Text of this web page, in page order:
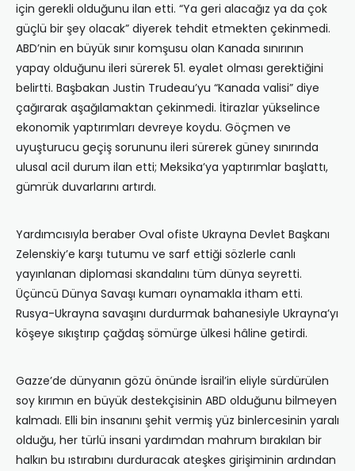
için gerekli olduğunu ilan etti. “Ya geri alacağız ya da çok
güçlü bir şey olacak” diyerek tehdit etmekten çekinmedi.
ABD’nin en büyük sınır komşusu olan Kanada sınırının
yapay olduğunu ileri sürerek 51. eyalet olması gerektiğini
belirtti. Başbakan Justin Trudeau’yu “Kanada valisi” diye
çağırarak aşağılamaktan çekinmedi. İtirazlar yükselince
ekonomik yaptırımları devreye koydu. Göçmen ve
uyuşturucu geçiş sorununu ileri sürerek güney sınırında
ulusal acil durum ilan etti; Meksika’ya yaptırımlar başlattı,
gümrük duvarlarını artırdı.
Yardımcısıyla beraber Oval ofiste Ukrayna Devlet Başkanı
Zelenskiy’e karşı tutumu ve sarf ettiği sözlerle canlı
yayınlanan diplomasi skandalını tüm dünya seyretti.
Üçüncü Dünya Savaşı kumarı oynamakla itham etti.
Rusya-Ukrayna savaşını durdurmak bahanesiyle Ukrayna’yı
köşeye sıkıştırıp çağdaş sömürge ülkesi hâline getirdi.
Gazze’de dünyanın gözü önünde İsrail’in eliyle sürdürülen
soy kırımın en büyük destekçisinin ABD olduğunu bilmeyen
kalmadı. Elli bin insanını şehit vermiş yüz binlercesinin yaralı
olduğu, her türlü insani yardımdan mahrum bırakılan bir
halkın bu ıstırabını durduracak ateşkes girişiminin ardından